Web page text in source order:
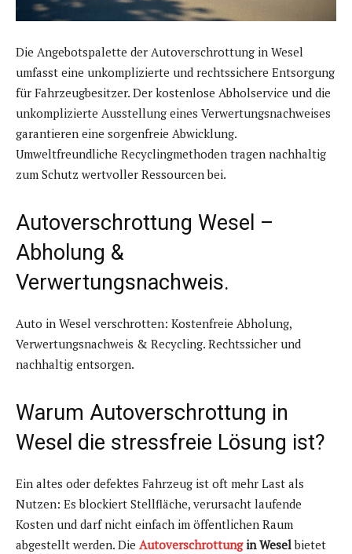
Die Angebotspalette der Autoverschrottung in Wesel
umfasst eine unkomplizierte und rechtssichere Entsorgung
für Fahrzeugbesitzer. Der kostenlose Abholservice und die
unkomplizierte Ausstellung eines Verwertungsnachweises
garantieren eine sorgenfreie Abwicklung.
Umweltfreundliche Recyclingmethoden tragen nachhaltig
zum Schutz wertvoller Ressourcen bei.
Autoverschrottung Wesel –
Abholung &
Verwertungsnachweis.
Auto in Wesel verschrotten: Kostenfreie Abholung,
Verwertungsnachweis & Recycling. Rechtssicher und
nachhaltig entsorgen.
Warum Autoverschrottung in
Wesel die stressfreie Lösung ist?
Ein altes oder defektes Fahrzeug ist oft mehr Last als
Nutzen: Es blockiert Stellfläche, verursacht laufende
Kosten und darf nicht einfach im öffentlichen Raum
abgestellt werden. Die Autoverschrottungin Weselbietet